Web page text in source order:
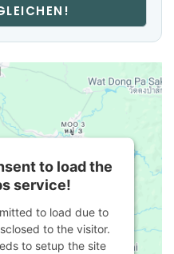
to load the
service!
to load due to
to the visitor.
to setup the site